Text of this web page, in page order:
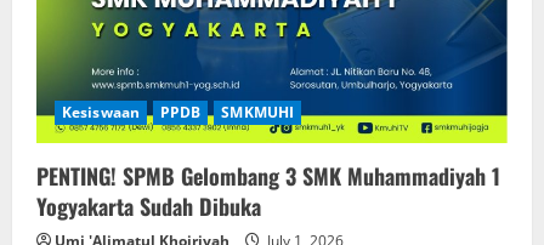
Kesiswaan PPDB SMKMUHI
PENTING! SPMB Gelombang 3 SMK Muhammadiyah 1
Yogyakarta Sudah Dibuka